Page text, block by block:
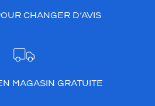
CHANGER D’AVIS
MAGASIN GRATUITE